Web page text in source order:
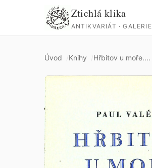
Ztichlá klika
ANTIKVARIÁT · GALERIE
Úvod Knihy Hřbitov u moře....